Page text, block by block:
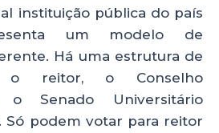
instituição pública do país
um modelo de
Há uma estrutura de
o reitor, o Conselho
o Senado Universitário
Só podem votar para reitor